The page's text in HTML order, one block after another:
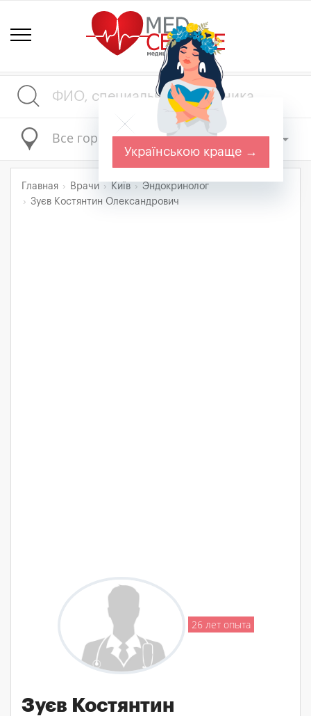
Все города
Главная Врачи Київ
Эндокринолог
Зуєв Костянтин Олександрович
26 лет опыта
Зуєв Костянтин
Українською краще →